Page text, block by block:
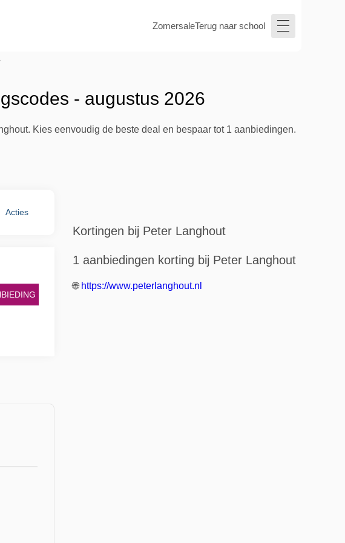
ZomersaleTerug naar school
- augustus 2026
Kies eenvoudig de beste deal en bespaar tot 1 aanbiedingen.
Acties
Kortingen bij Peter Langhout
1 aanbiedingen korting bij Peter Langhout
🌐 https://www.peterlanghout.nl